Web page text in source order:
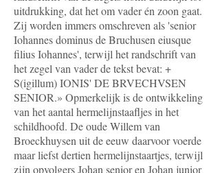
uitdrukking, dat het om vader én zoon gaat.
Zij worden immers omschreven als 'senior
Iohannes dominus de Bruchusen eiusque
filius Iohannes', terwijl het randschrift van
het zegel van vader de tekst bevat: +
S(igillum) IONIS' DE BRVECHVSEN
SENIOR.» Opmerkelijk is de ontwikkeling
van het aantal hermelijnstaafljes in het
schildhoofd. De oude Willem van
Broeckhuysen uit de eeuw daarvoor voerde
maar liefst dertien hermelijnstaartjes, terwijl
zijn opvolgers Johan senior en Johan junior